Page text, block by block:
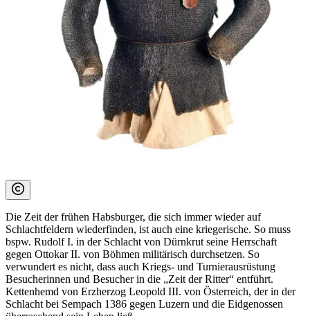
Die Zeit der frühen Habsburger, die sich immer wieder auf
Schlachtfeldern wiederfinden, ist auch eine kriegerische. So muss
bspw. Rudolf I. in der Schlacht von Dürnkrut seine Herrschaft
gegen Ottokar II. von Böhmen militärisch durchsetzen. So
verwundert es nicht, dass auch Kriegs- und Turnierausrüstung
Besucherinnen und Besucher in die „Zeit der Ritter“ entführt.
Kettenhemd von Erzherzog Leopold III. von Österreich, der in der
Schlacht bei Sempach 1386 gegen Luzern und die Eidgenossen